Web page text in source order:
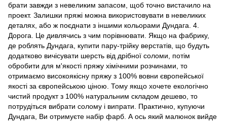
брати завжди з невеликим запасом, щоб точно вистачило на
проект. Залишки пряжі можна використовувати в невеликих
деталях, або ж поєднати з іншими кольорами Дундага. 4.
Дорога. Це дивлячись з чим порівнювати. Якщо на фабрику,
де роблять Дундага, купити пару-трійку верстатів, що будуть
додатково вичісувати шерсть від дрібної соломи, потім
обробити для м'якості пряжу хімічними розчинами, то
отримаємо високоякісну пряжу з 100% вовни європейської
якості за європейською ціною. Тому якщо хочете екологічно
чистий продукт з 100% натуральним складом дешево, то
потрудіться вибрати солому і випрати. Практично, купуючи
Дундага, Ви отримуєте набір фарб. А ось який малюнок вийде